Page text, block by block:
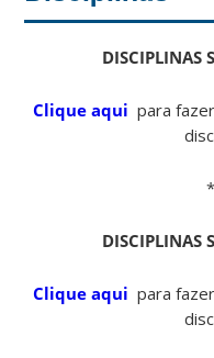
DISCIPLINAS
Clique aqui para
DISCIPLINAS
Clique aqui para